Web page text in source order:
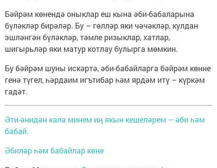
Бәйрәм көнендә оныклар еш кына әби-бабаларына
бүләкләр бирәләр. Бу – гөлләр яки чәчәкләр, кулдан
эшләнгән бүләкләр, тәмле ризыклар, хатлар,
шигырьләр яки матур котлау булырга мөмкин.
Бу бәйрәм шуны искәртә, әби-бабайларга бәйрәм көнне
генә түгел, һәрдаим игътибар һәм ярдәм итү – күркәм
гадәт.
Әти-әнидән кала минем иң якын кешеләрем – әби һәм
бабай.
Әбиләр һәм бабайлар көне